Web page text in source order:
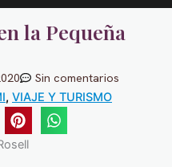
la Pequeña
Sin comentarios
, VIAJE Y TURISMO